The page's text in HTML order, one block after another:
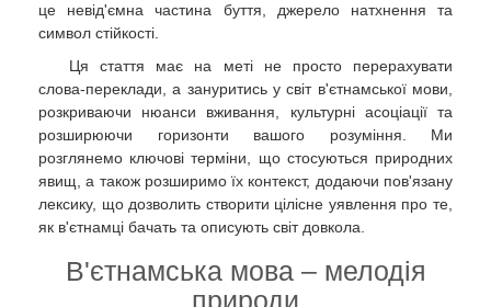
це невід'ємна частина буття, джерело натхнення та
символ стійкості.
Ця стаття має на меті не просто перерахувати
слова-переклади, а зануритись у світ в'єтнамської мови,
розкриваючи нюанси вживання, культурні асоціації та
розширюючи горизонти вашого розуміння. Ми
розглянемо ключові терміни, що стосуються природних
явищ, а також розширимо їх контекст, додаючи пов'язану
лексику, що дозволить створити цілісне уявлення про те,
як в'єтнамці бачать та описують світ довкола.
В'єтнамська мова – мелодія
природи